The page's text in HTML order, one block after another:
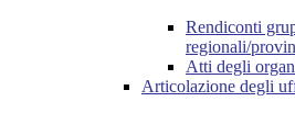
Rendiconti
regionali/
Atti degli
Articolazione degli